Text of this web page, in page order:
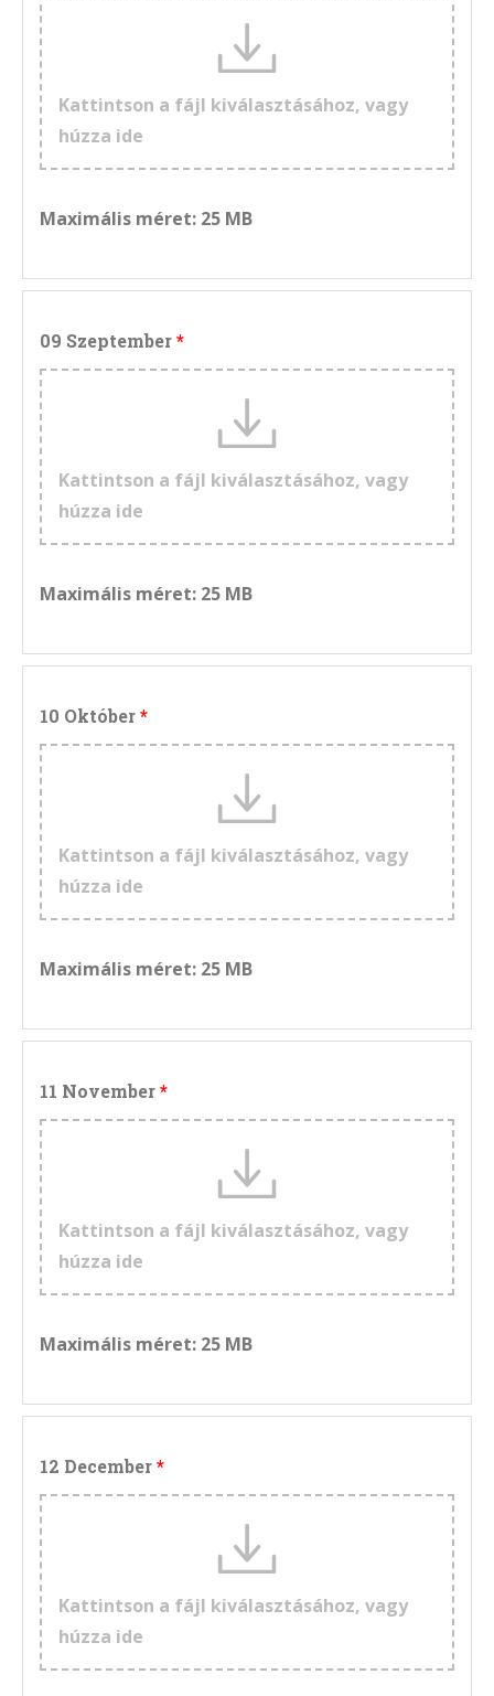
Kattintson a fájl kiválasztásához, vagy
húzza ide
Maximális méret: 25 MB
09 Szeptember
Kattintson a fájl kiválasztásához, vagy
húzza ide
Maximális méret: 25 MB
10 Október
Kattintson a fájl kiválasztásához, vagy
húzza ide
Maximális méret: 25 MB
11 November
Kattintson a fájl kiválasztásához, vagy
húzza ide
Maximális méret: 25 MB
12 December
Kattintson a fájl kiválasztásához, vagy
húzza ide